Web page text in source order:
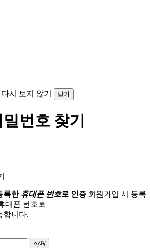
시 보지 않기 닫기
번호 찾기
록한 휴대폰 번호로 인증 회원가입 시 등록
대폰 번호로
합니다.
삭제